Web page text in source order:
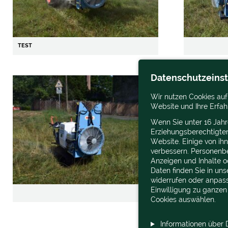
Wir nutzen Cookies
Website und Ihre
Wenn Sie unter 16
Website. Einige von
verbessern.
Anzeigen und Inhalte
Daten finden Sie in
widerrufen oder
Einwilligung zu
Cookies auswählen.
Informationen über
TEST